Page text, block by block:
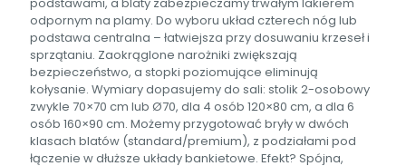
odpornym na plamy. Do wyboru układ czterech nóg lub
podstawa centralna – łatwiejsza przy dosuwaniu krzeseł i
sprzątaniu. Zaokrąglone narożniki zwiększają
bezpieczeństwo, a stopki poziomujące eliminują
kołysanie. Wymiary dopasujemy do sali: stolik 2-osobowy
zwykle 70×70 cm lub Ø70, dla 4 osób 120×80 cm, a dla 6
osób 160×90 cm. Możemy przygotować bryły w dwóch
klasach blatów (standard/premium), z podziałami pod
łączenie w dłuższe układy bankietowe. Efekt? Spójna,